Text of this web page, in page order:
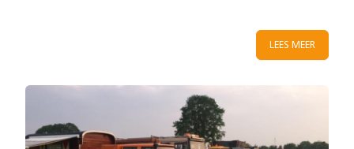
LEES MEER